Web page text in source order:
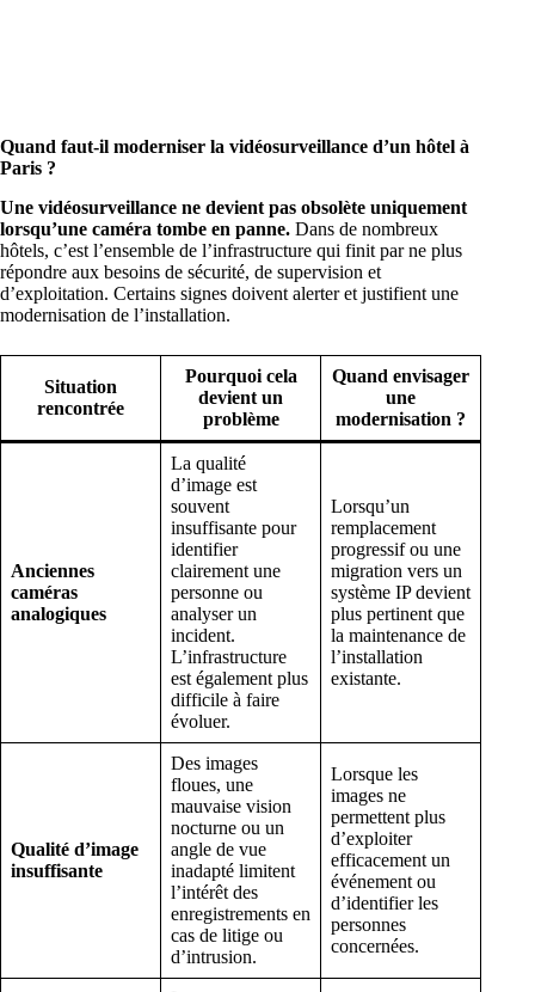
Quand faut-il moderniser la vidéosurveillance d’un hôtel à
Paris ?
Une vidéosurveillance ne devient pas obsolète uniquement
lorsqu’une caméra tombe en panne. Dans de nombreux
hôtels, c’est l’ensemble de l’infrastructure qui finit par ne plus
répondre aux besoins de sécurité, de supervision et
d’exploitation. Certains signes doivent alerter et justifient une
modernisation de l’installation.
Situation
rencontrée
Pourquoi cela
devient un
problème
Quand envisager
une
modernisation ?
Anciennes
caméras
analogiques
La qualité
d’image est
souvent
insuffisante pour
identifier
clairement une
personne ou
analyser un
incident.
L’infrastructure
est également plus
difficile à faire
évoluer.
Lorsqu’un
remplacement
progressif ou une
migration vers un
système IP devient
plus pertinent que
la maintenance de
l’installation
existante.
Qualité d’image
insuffisante
Des images
floues, une
mauvaise vision
nocturne ou un
angle de vue
inadapté limitent
l’intérêt des
enregistrements en
cas de litige ou
d’intrusion.
Lorsque les
images ne
permettent plus
d’exploiter
efficacement un
événement ou
d’identifier les
personnes
concernées.